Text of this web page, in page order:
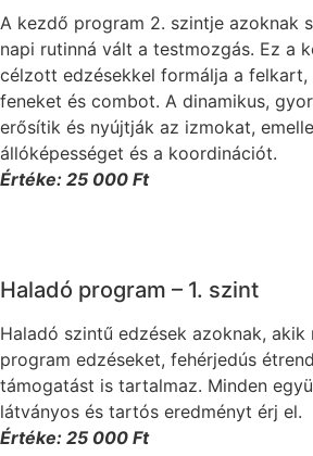
A kezdő program 2. szintje azoknak
napi rutinná vált a testmozgás. Ez a
célzott edzésekkel formálja a felkart,
feneket és combot. A dinamikus,
erősítik és nyújtják az izmokat,
állóképességet és a koordinációt.
Értéke: 25 000 Ft
Haladó program – 1. szint
Haladó szintű edzések azoknak, akik
program edzéseket, fehérjedús
támogatást is tartalmaz. Minden
látványos és tartós eredményt érj el.
Értéke: 25 000 Ft